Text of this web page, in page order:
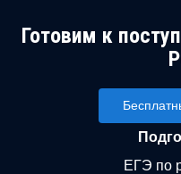
Готовим к
ЕГЭ по